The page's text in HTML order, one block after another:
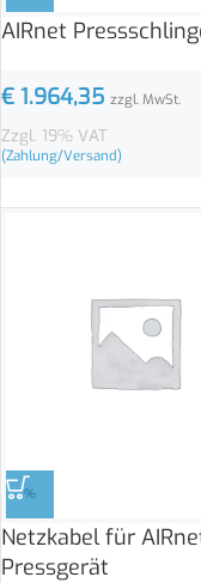
AIRnet
€ 1.964,35 zzgl. MwSt.
Zzgl. 19% VAT
(Zahlung/Versand)
%
Netzkabel für
Pressgerät